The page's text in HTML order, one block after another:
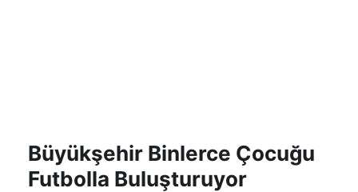
Büyükşehir Binlerce Çocuğu
Futbolla Buluşturuyor